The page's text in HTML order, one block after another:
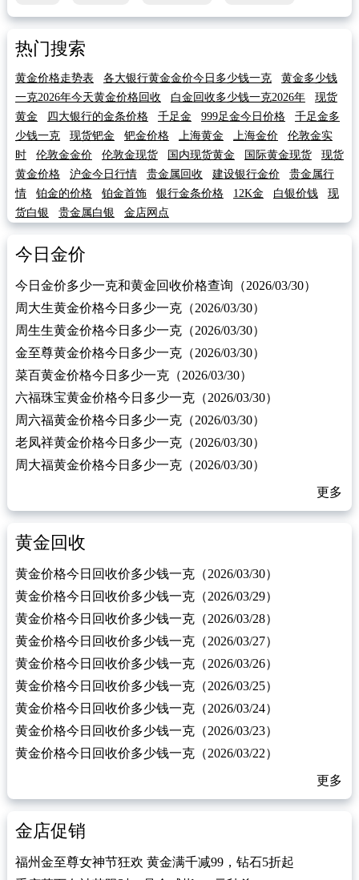
热门搜索
黄金价格走势表 各大银行黄金金价今日多少钱一克
黄金多少钱
一克2026年今天黄金价格回收
白金回收多少钱一克2026年
现货
黄金
四大银行的金条价格 千足金 999足金今日价格
千足金多
少钱一克
现货钯金 钯金价格 上海黄金 上海金价
伦敦金实
时
伦敦金金价 伦敦金现货 国内现货黄金 国际黄金现货
现货
黄金价格
沪金今日行情 贵金属回收 建设银行金价
贵金属行
情
铂金的价格 铂金首饰 银行金条价格 12K金 白银价钱
现
货白银
贵金属白银 金店网点
今日金价
今日金价多少一克和黄金回收价格查询（2026/03/30）
周大生黄金价格今日多少一克（2026/03/30）
周生生黄金价格今日多少一克（2026/03/30）
金至尊黄金价格今日多少一克（2026/03/30）
菜百黄金价格今日多少一克（2026/03/30）
六福珠宝黄金价格今日多少一克（2026/03/30）
周六福黄金价格今日多少一克（2026/03/30）
老凤祥黄金价格今日多少一克（2026/03/30）
周大福黄金价格今日多少一克（2026/03/30）
更多
黄金回收
黄金价格今日回收价多少钱一克（2026/03/30）
黄金价格今日回收价多少钱一克（2026/03/29）
黄金价格今日回收价多少钱一克（2026/03/28）
黄金价格今日回收价多少钱一克（2026/03/27）
黄金价格今日回收价多少钱一克（2026/03/26）
黄金价格今日回收价多少钱一克（2026/03/25）
黄金价格今日回收价多少钱一克（2026/03/24）
黄金价格今日回收价多少钱一克（2026/03/23）
黄金价格今日回收价多少钱一克（2026/03/22）
更多
金店促销
福州金至尊女神节狂欢 黄金满千减99，钻石5折起